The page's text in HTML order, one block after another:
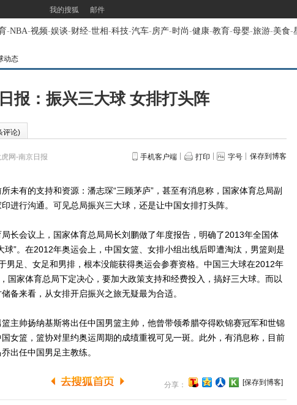
我的搜狐 邮件
-NBA-视频-娱谈-财经-世相-科技-汽车-房产-时尚-健康-教育-母婴-旅游-美食-
动态
报：振兴三大球 女排打头阵
评论)
网-南京日报 手机客户端 打印 字号 保存到博客
有的支持和资源：潘志琛“三顾茅庐”，甚至有消息称，国家体育总局副
进行沟通。可见总局振兴三大球，还是让中国女排打头阵。
会议上，国家体育总局局长刘鹏做了年度报告，明确了2013年全国体
球”。在2012年奥运会上，中国女篮、女排小组出线后即遭淘汰，男篮则是
男足、女足和男排，根本没能获得奥运会参赛资格。中国三大球在2012年
国家体育总局下定决心，要加大政策支持和经费投入，搞好三大球。而以
备来看，从女排开启振兴之旅无疑最为合适。
帅扬纳基斯将出任中国男篮主帅，他曾带领希腊夺得欧锦赛冠军和世锦
女篮，篮协对里约奥运周期的成绩重视可见一斑。此外，有消息称，目前
出任中国男足主教练。
分享： [保存到博客]